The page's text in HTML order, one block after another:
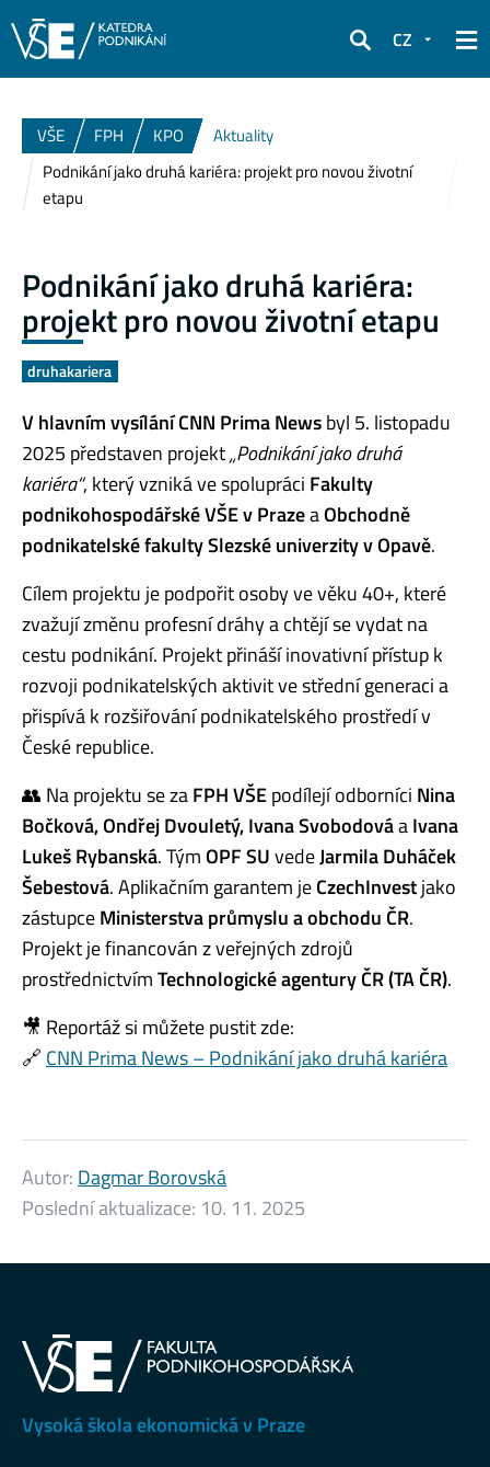
Hledat
CZ
VŠE FPH KPO
Aktuality
Podnikání jako druhá kariéra: projekt pro novou životní
etapu
Podnikání jako druhá kariéra:
projekt pro novou životní etapu
druhakariera
V hlavním vysílání CNN Prima Newsbyl 5. listopadu
2025 představen projekt„Podnikání jako druhá
kariéra“, který vzniká ve spolupráci Fakulty
podnikohospodářské VŠE v PrazeaObchodně
podnikatelské fakulty Slezské univerzity v Opavě.
Cílem projektu je podpořit osoby ve věku 40+, které
zvažují změnu profesní dráhy a chtějí se vydat na
cestu podnikání. Projekt přináší inovativní přístup k
rozvoji podnikatelských aktivit ve střední generaci a
přispívá k rozšiřování podnikatelského prostředí v
České republice.
👥 Na projektu se zaFPH VŠEpodílejí odborníci Nina
Bočková, Ondřej Dvouletý, Ivana SvobodováaIvana
Lukeš Rybanská. TýmOPF SUvedeJarmila Duháček
Šebestová. Aplikačním garantem jeCzechInvestjako
zástupceMinisterstva průmyslu a obchodu ČR.
Projekt je financován z veřejných zdrojů
prostřednictvímTechnologické agentury ČR (TA ČR).
🎥 Reportáž si můžete pustit zde:
🔗 CNN Prima News – Podnikání jako druhá kariéra
Autor: Dagmar Borovská
Poslední aktualizace: 10. 11. 2025
Vysoká škola ekonomická v Praze